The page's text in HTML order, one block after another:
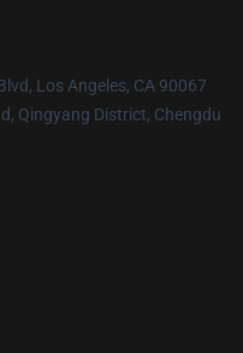
Los Angeles, CA 90067
Qingyang District, Chengdu